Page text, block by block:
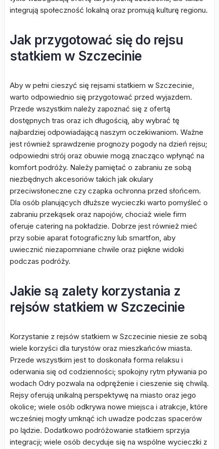
integrują społeczność lokalną oraz promują kulturę regionu.
Jak przygotować się do rejsu
statkiem w Szczecinie
Aby w pełni cieszyć się rejsami statkiem w Szczecinie,
warto odpowiednio się przygotować przed wyjazdem.
Przede wszystkim należy zapoznać się z ofertą
dostępnych tras oraz ich długością, aby wybrać tę
najbardziej odpowiadającą naszym oczekiwaniom. Ważne
jest również sprawdzenie prognozy pogody na dzień rejsu;
odpowiedni strój oraz obuwie mogą znacząco wpłynąć na
komfort podróży. Należy pamiętać o zabraniu ze sobą
niezbędnych akcesoriów takich jak okulary
przeciwsłoneczne czy czapka ochronna przed słońcem.
Dla osób planujących dłuższe wycieczki warto pomyśleć o
zabraniu przekąsek oraz napojów, chociaż wiele firm
oferuje catering na pokładzie. Dobrze jest również mieć
przy sobie aparat fotograficzny lub smartfon, aby
uwiecznić niezapomniane chwile oraz piękne widoki
podczas podróży.
Jakie są zalety korzystania z
rejsów statkiem w Szczecinie
Korzystanie z rejsów statkiem w Szczecinie niesie ze sobą
wiele korzyści dla turystów oraz mieszkańców miasta.
Przede wszystkim jest to doskonała forma relaksu i
oderwania się od codzienności; spokojny rytm pływania po
wodach Odry pozwala na odprężenie i cieszenie się chwilą.
Rejsy oferują unikalną perspektywę na miasto oraz jego
okolice; wiele osób odkrywa nowe miejsca i atrakcje, które
wcześniej mogły umknąć ich uwadze podczas spacerów
po lądzie. Dodatkowo podróżowanie statkiem sprzyja
integracji; wiele osób decyduje się na wspólne wycieczki z